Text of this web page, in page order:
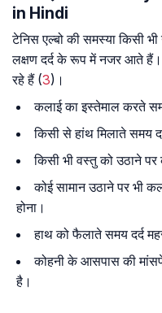
in Hindi
टेनिस एल्बो की समस्या किसी
लक्षण दर्द के रूप में नजर आते हैं।
रहे हैं (3)।
कलाई का इस्तेमाल करते
किसी से हांथ मिलाते समय
किसी भी वस्तु को उठाने
कोई सामान उठाने पर भी
होना।
हाथ को फैलाते समय दर्द
कोहनी के आसपास की
है।